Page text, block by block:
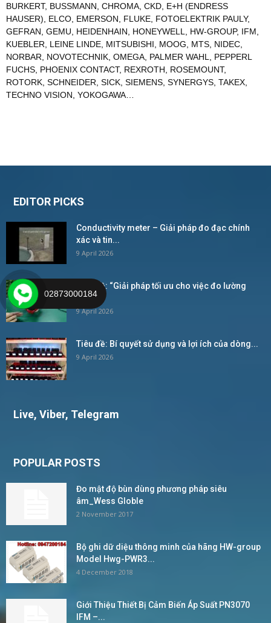
BURKERT, BUSSMANN CHROMA CKD E+H (ENDRESS
HAUSER)
ELCO EMERSON FLUKE FOTOELEKTRIK PAULY,
GEFRAN GEMU HEIDENHAIN HONEYWELL HW-GROUP, IFM
KUEBLER
LEINE LINDE MITSUBISHI MOOG MTS NIDEC
NORBAR
NOVOTECHNIK OMEGA PALMER WAHL
PEPPERL
FUCHS PHOENIX CONTACT, REXROTH ROSEMOUNT,
ROTORK SCHNEIDER SICK SIEMENS SYNERGYS TAKEX
TECHNO VISION YOKOGAWA
EDITOR PICKS
Conductivity meter – Giải pháp đo đạc chính
xác và tin...
9 April 2026
Tiêu đề: “Giải pháp tối ưu cho việc đo lường
trong...
9 April 2026
Tiêu đề: Bí quyết sử dụng và lợi ích của dòng...
9 April 2026
Live, Viber, Telegram
POPULAR POSTS
Đo mật độ bùn dùng phương pháp siêu
âm_Wess Globle
2 November 2017
Bộ ghi dữ diệu thông minh của hãng HW-group
Model Hwg-PWR3...
4 December 2018
Giới Thiệu Thiết Bị Cảm Biến Áp Suất PN3070
IFM –...
02873000184